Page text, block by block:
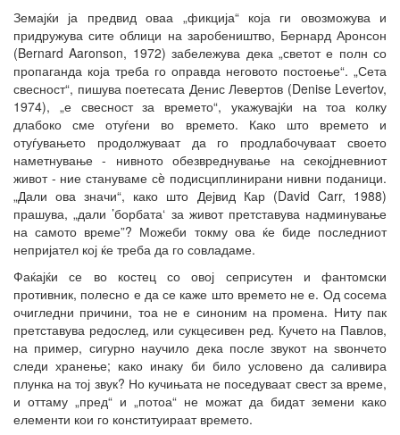
Земајќи ја предвид оваа „фикција“ која ги овозможува и
придружува сите облици на заробеништво, Бернард Аронсон
(Bernard Aaronson, 1972) забележува дека „светот е полн со
пропаганда која треба го оправда неговото постоење“. „Сета
свесност“, пишува поетесата Денис Левертов (Denise Levertov,
1974), „е свесност за времето“, укажувајќи на тоа колку
длабоко сме отуѓени во времето. Како што времето и
отуѓувањето продолжуваат да го продлабочуваат своето
наметнување - нивното обезвреднување на секојдневниот
живот - ние стануваме сè подисциплинирани нивни поданици.
„Дали ова значи“, како што Дејвид Кар (David Carr, 1988)
прашува, „дали ’борбата‘ за живот претставува надминување
на самото време”? Можеби токму ова ќе биде последниот
непријател кој ќе треба да го совладаме.
Фаќајќи се во костец со овој сеприсутен и фантомски
противник, полесно е да се каже што времето не е. Од сосема
очигледни причини, тоа не е синоним на промена. Ниту пак
претставува редослед, или сукцесивен ред. Кучето на Павлов,
на пример, сигурно научило дека после звукот на ѕвончето
следи хранење; како инаку би било условено да саливира
плунка на тој звук? Но кучињата не поседуваат свест за време,
и оттаму „пред“ и „потоа“ не можат да бидат земени како
елементи кои го конституираат времето.